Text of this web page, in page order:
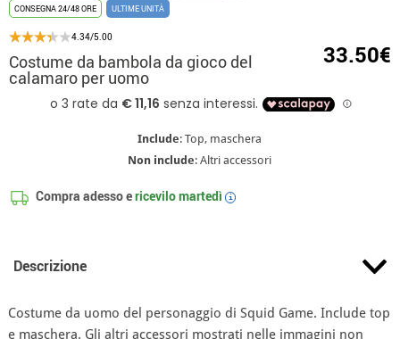
CONSEGNA 24/48 ORE ULTIME UNITÀ
4.34/5.00
Costume da bambola da gioco del
calamaro per uomo
33.50€
Include: Top, maschera
Non include: Altri accessori
Compra adesso ericevilomartedì i
Descrizione
Costume da uomo del personaggio di Squid Game. Include top
e maschera. Gli altri accessori mostrati nelle immagini non